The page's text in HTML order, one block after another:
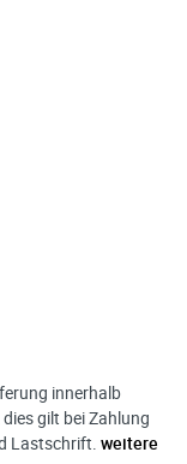
innerhalb
gilt bei Zahlung
Lastschrift. weitere